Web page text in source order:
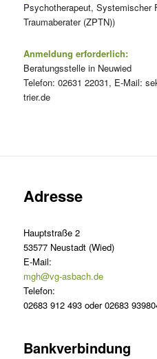
Psychotherapeut, Systemischer
Traumaberater (ZPTN))
Anmeldung erforderlich:
Beratungsstelle in Neuwied
Telefon: 02631 22031, E-Mail:
trier.de
Adresse
Hauptstraße 2
53577 Neustadt (Wied)
E-Mail:
mgh@vg-asbach.de
Telefon:
02683 912 493 oder 02683
Bankverbindung